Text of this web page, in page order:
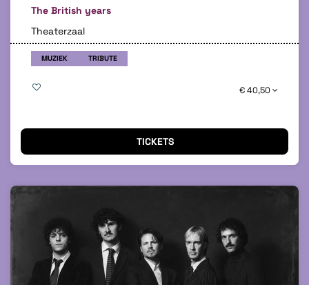
The British years
Theaterzaal
MUZIEK TRIBUTE
€ 40,50
TICKETS